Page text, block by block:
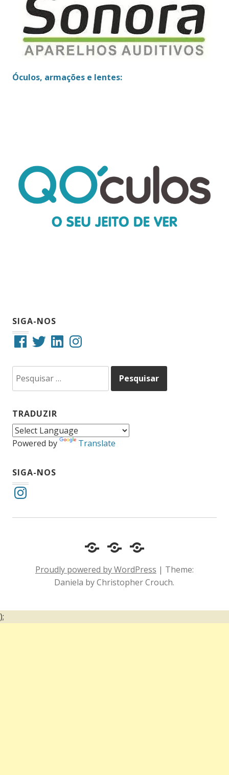
Óculos, armações e lentes:
SIGA-NOS
FacebookTwitterLinkedInInstagram
por:
TRADUZIR
Powered by Translate
SIGA-NOS
Instagram
Cotidiano
Comportamento
Inclusão
e
Acessibilidade
Diário
um
surdo
Proudly powered by WordPress | Theme:
Daniela by Christopher Crouch.
);